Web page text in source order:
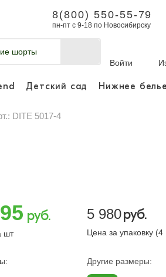
8(800) 550-55-79
пн-пт с 9-18 по Новосибирску
шорты
Войти
заказы.
Детский сад Нижнее белье
DITE 5017-4
руб.
шт
5 980руб.
Цена за упаковку (4
Другие размеры: